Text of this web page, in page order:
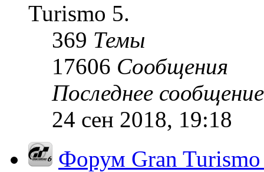
Turismo 5.
369 Темы
17606 Сообщения
Последнее сообщение
24 сен 2018, 19:18
Форум Gran